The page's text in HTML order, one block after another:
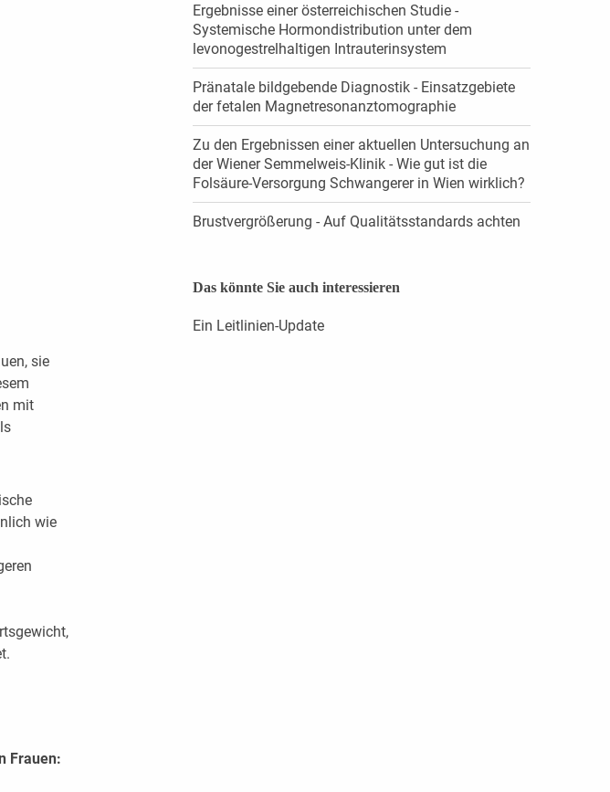
sie
mit
wie
Frauen:
Ergebnisse einer österreichischen Studie -
Systemische Hormondistribution unter dem
levonogestrelhaltigen Intrauterinsystem
Pränatale bildgebende Diagnostik - Einsatzgebiete
der fetalen Magnetresonanztomographie
Zu den Ergebnissen einer aktuellen Untersuchung an
der Wiener Semmelweis-Klinik - Wie gut ist die
Folsäure-Versorgung Schwangerer in Wien wirklich?
Brustvergrößerung - Auf Qualitätsstandards achten
Das könnte Sie auch interessieren
Ein Leitlinien-Update